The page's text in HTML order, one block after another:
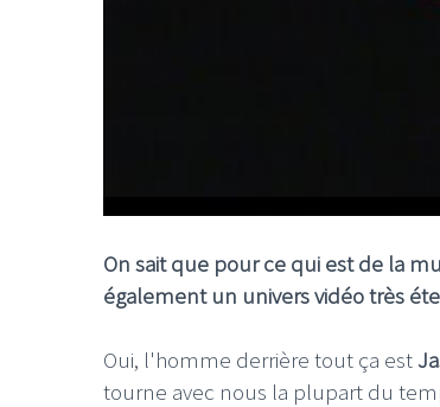
On sait que pour ce qui est de la
également un univers vidéo très
Oui, l'homme derrière tout ça est
tourne avec nous la plupart du